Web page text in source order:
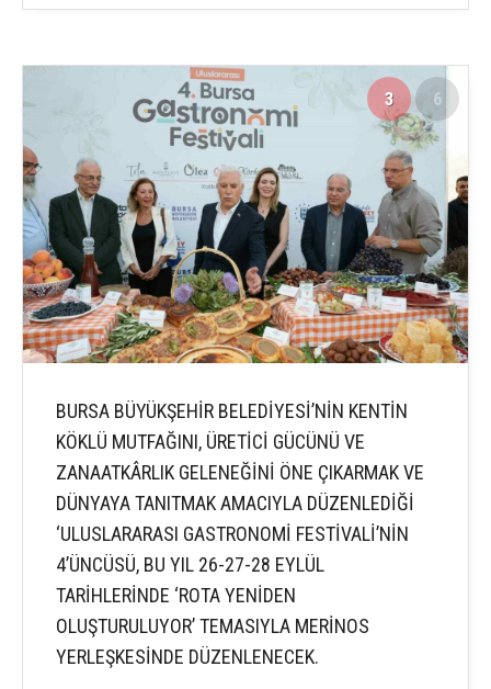
3 6
BURSA BÜYÜKŞEHİR BELEDİYESİ’NİN KENTİN
KÖKLÜ MUTFAĞINI, ÜRETİCİ GÜCÜNÜ VE
ZANAATKÂRLIK GELENEĞİNİ ÖNE ÇIKARMAK VE
DÜNYAYA TANITMAK AMACIYLA DÜZENLEDİĞİ
‘ULUSLARARASI GASTRONOMİ FESTİVALİ’NİN
4’ÜNCÜSÜ, BU YIL 26-27-28 EYLÜL
TARİHLERİNDE ‘ROTA YENİDEN
OLUŞTURULUYOR’ TEMASIYLA MERİNOS
YERLEŞKESİNDE DÜZENLENECEK.